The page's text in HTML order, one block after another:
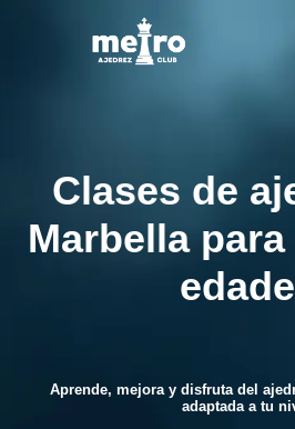
Clases de
Marbella
Aprende, mejora y disfruta del
adaptada a tu